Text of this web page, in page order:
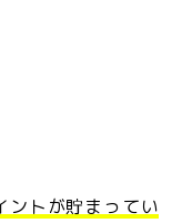
ントが貯まってい